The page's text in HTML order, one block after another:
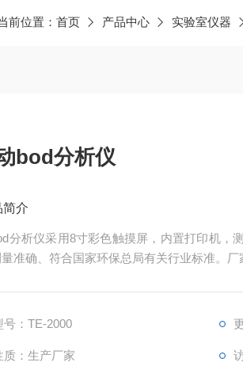
前位置： 首页 产品中心 实验室仪器
bod分析仪
简介
分析仪采用8寸彩色触摸屏，内置打印机，
准确、符合国家环保总局有关行业标准。
号：TE-2000
质：生产厂家